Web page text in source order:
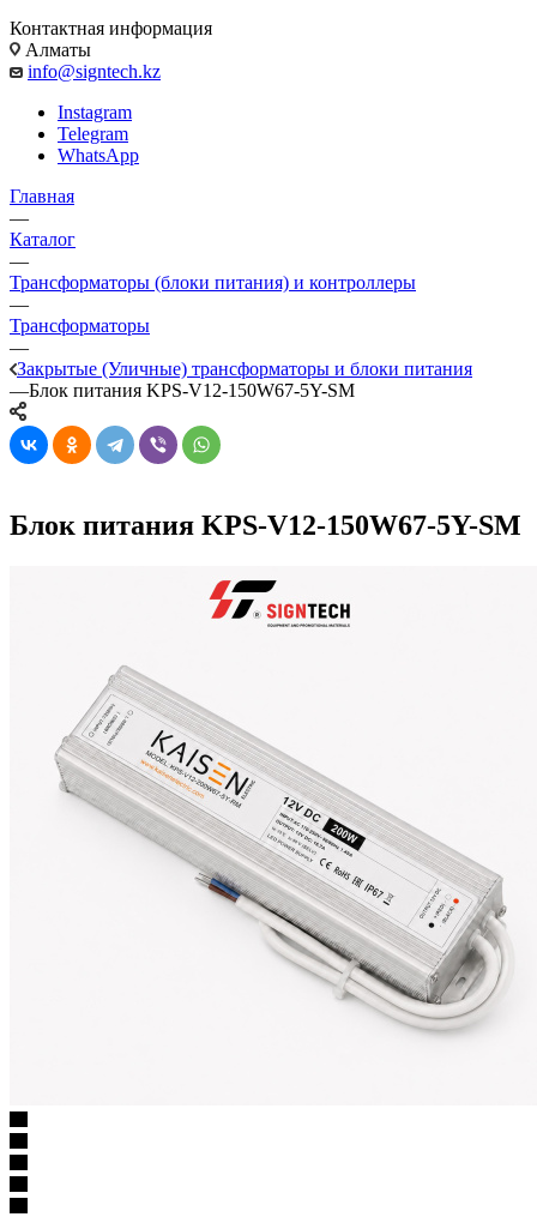
Контактная информация
Алматы
info@signtech.kz
Instagram
Telegram
WhatsApp
Главная
—
Каталог
—
Трансформаторы (блоки питания) и контроллеры
—
Трансформаторы
—
Закрытые (Уличные) трансформаторы и блоки питания
—Блок питания KPS-V12-150W67-5Y-SM
Блок питания KPS-V12-150W67-5Y-SM